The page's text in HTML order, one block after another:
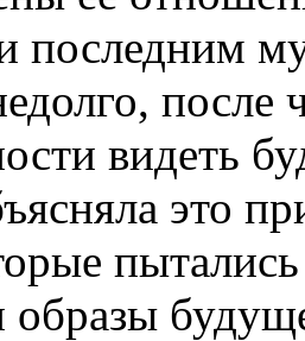
последним
после
видеть
это
образы